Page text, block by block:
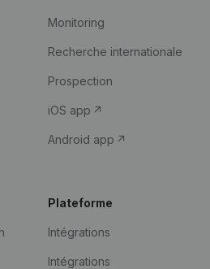
Monitoring
Recherche internationale
Prospection
iOS app
Android app
Plateforme
Intégrations
Intégrations